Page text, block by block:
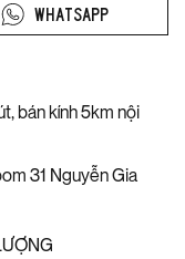
Whatsapp
bán kính 5km nội
31 Nguyễn Gia